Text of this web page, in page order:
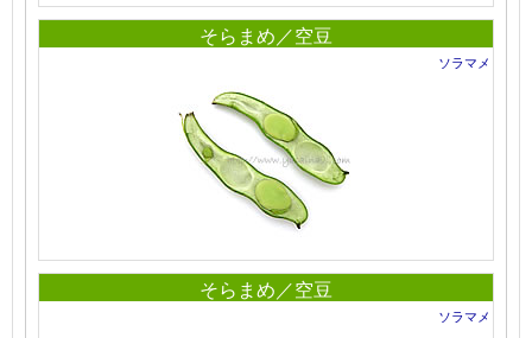
そらまめ／空豆
ソラマメ
そらまめ／空豆
ソラマメ